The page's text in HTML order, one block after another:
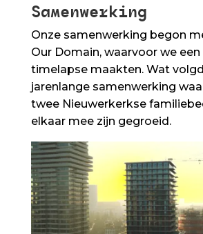
Samenwerking
Onze samenwerking begon
Our Domain, waarvoor we
timelapse maakten. Wat
jarenlange samenwerking
twee Nieuwerkerkse
elkaar mee zijn gegroeid.